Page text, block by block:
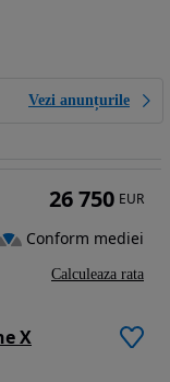
Vezi anunțurile
X
26 750 EUR
Conform mediei
Calculeaza rata